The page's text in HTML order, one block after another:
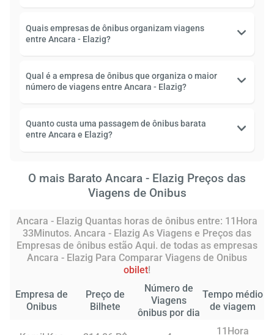
Quais empresas de ônibus organizam viagens
entre Ancara - Elazig?
Qual é a empresa de ônibus que organiza o maior
número de viagens entre Ancara - Elazig?
Quanto custa uma passagem de ônibus barata
entre Ancara e Elazig?
O mais Barato Ancara - Elazig Preços das
Viagens de Onibus
Ancara - Elazig Quantas horas de ônibus entre: 11Hora
33Minutos. Ancara - Elazig As Viagens e Preços das
Empresas de ônibus estão Aqui. de todas as empresas
Ancara - Elazig Para Comparar Viagens de Onibus
obilet!
Empresa de
Onibus
Preço de
Bilhete
Número de
Viagens
ônibus por dia
Tempo médio
de viagem
11Hora